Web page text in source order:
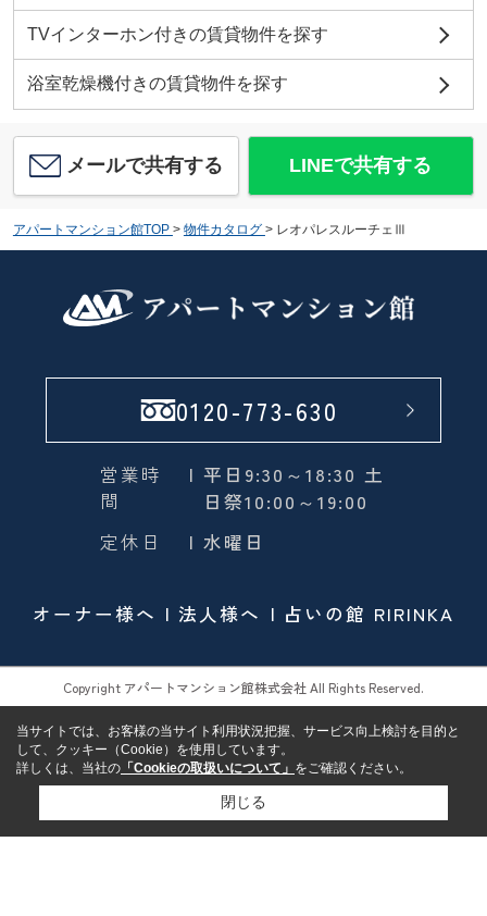
TVインターホン付きの賃貸物件を探す
浴室乾燥機付きの賃貸物件を探す
メールで共有する LINEで共有する
アパートマンション館TOP > 物件カタログ > レオパレスルーチェⅢ
0120-773-630
営業時
間
| 平日9:30～18:30 土
日祭10:00～19:00
定休日
| 水曜日
オーナー様へ 法人様へ 占いの館 RIRINKA
Copyright アパートマンション館株式会社 All Rights Reserved.
当サイトでは、お客様の当サイト利用状況把握、サービス向上検討を目的と
して、クッキー（Cookie）を使用しています。
詳しくは、当社の 「Cookieの取扱いについて」 をご確認ください。
閉じる